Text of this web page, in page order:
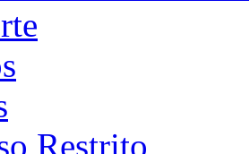
Restrito